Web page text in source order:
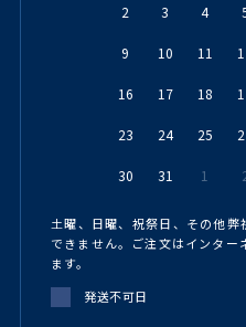
2 3 4
9 10 11
16 17 18
23 24 25
30 31 1
土曜、日曜、祝祭日、その他
できません。ご注文はインター
ます。
発送不可日